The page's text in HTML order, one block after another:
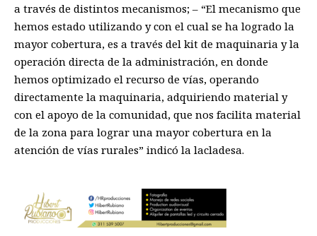
a través de distintos mecanismos; – “El mecanismo que
hemos estado utilizando y con el cual se ha logrado la
mayor cobertura, es a través del kit de maquinaria yla
operación directa de la administración, en donde
hemos optimizado el recurso de vías, operando
directamente la maquinaria, adquiriendo material y
con el apoyo de la comunidad, que nos facilita material
de la zona para lograr una mayor cobertura en la
atención de vías rurales” indicó la lacladesa.